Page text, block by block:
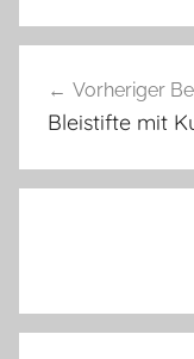
A
ä
n
Vorheriger
Bleistifte mit